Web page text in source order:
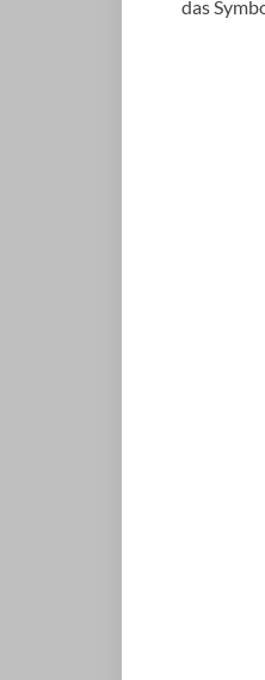
das